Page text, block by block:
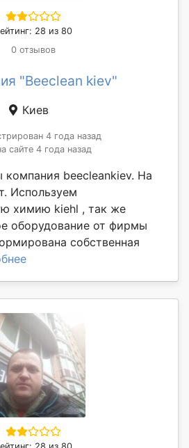
28 из 80
0 отзывов
"Beeclean kiev"
Киев
4 года назад
сайте 4 года назад
компания beecleankiev. На
Используем
химию kiehl , так же
оборудование от фирмы
собственная